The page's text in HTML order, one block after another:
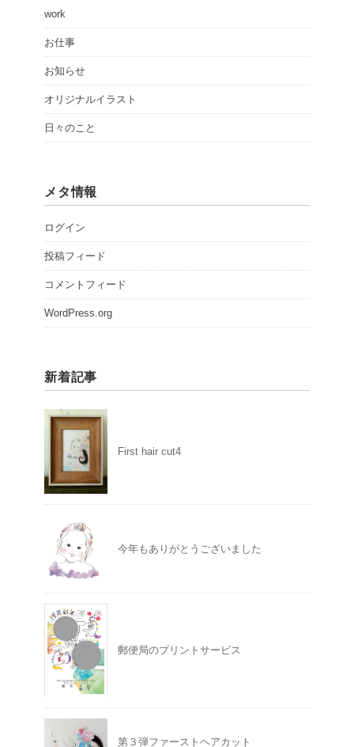
work
お仕事
お知らせ
オリジナルイラスト
日々のこと
メタ情報
ログイン
投稿フィード
コメントフィード
WordPress.org
新着記事
First hair cut4
今年もありがとうございました
郵便局のプリントサービス
第３弾ファーストヘアカット